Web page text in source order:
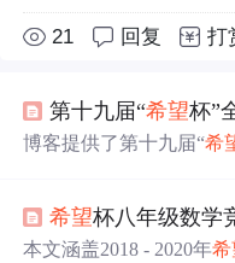
21 回复 打
第十九届“希望杯”
博客提供了第十九届“希
希望杯八年级数学
本文涵盖2018 - 2020年希